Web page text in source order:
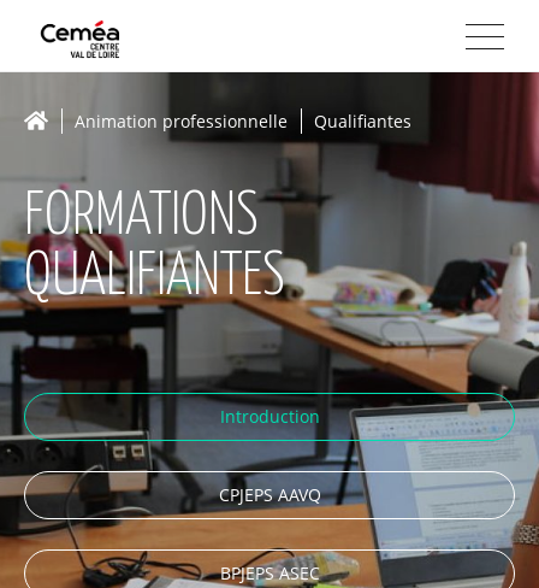
Animation professionnelle Qualifiantes
FORMATIONS
QUALIFIANTES
Introduction
CPJEPS AAVQ
BPJEPS ASEC